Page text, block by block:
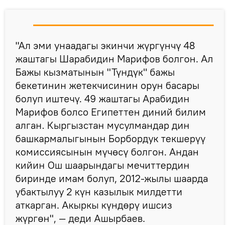
"Ал эми унаадагы экинчи жүргүнчү 48
жаштагы Шарабидин Марифов болгон. Ал
Бажы кызматынын "Түндүк" бажы
бекетинин жетекчисинин орун басары
болуп иштечү. 49 жаштагы Арабидин
Марифов болсо Египеттен диний билим
алган. Кыргызстан мусулмандар дин
башкармалыгынын Борбордук текшерүү
комиссиясынын мүчөсү болгон. Андан
кийин Ош шаарындагы мечиттердин
биринде имам болуп, 2012-жылы шаарда
убактылуу 2 күн казылык милдетти
аткарган. Акыркы күндөрү ишсиз
жүргөн", — деди Ашырбаев.